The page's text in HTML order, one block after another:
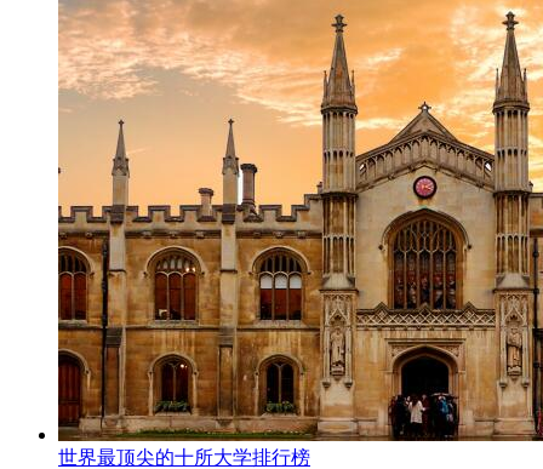
世界最顶尖的十所大学排行榜